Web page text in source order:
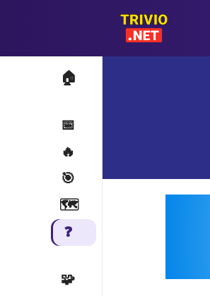
🏠
📅
🔥
🎯
🗺️
❓
🧩